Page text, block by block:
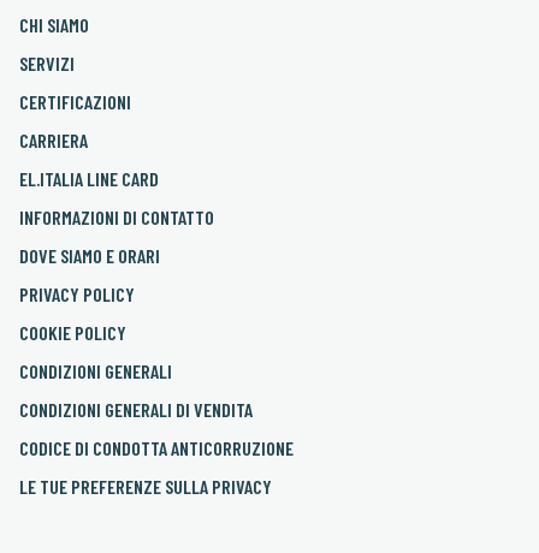
CHI SIAMO
SERVIZI
CERTIFICAZIONI
CARRIERA
EL.ITALIA LINE CARD
INFORMAZIONI DI CONTATTO
DOVE SIAMO E ORARI
PRIVACY POLICY
COOKIE POLICY
CONDIZIONI GENERALI
CONDIZIONI GENERALI DI VENDITA
CODICE DI CONDOTTA ANTICORRUZIONE
LE TUE PREFERENZE SULLA PRIVACY